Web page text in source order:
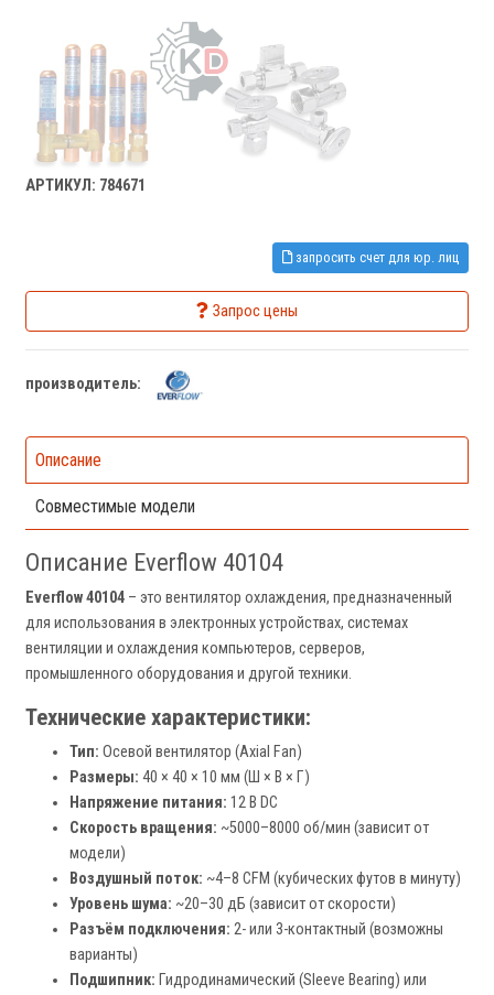
АРТИКУЛ: 784671
запросить счет для юр. лиц
Запрос цены
производитель:
Описание
Совместимые модели
Описание Everflow 40104
Everflow 40104 – это вентилятор охлаждения, предназначенный
для использования в электронных устройствах, системах
вентиляции и охлаждения компьютеров, серверов,
промышленного оборудования и другой техники.
Технические характеристики:
Тип: Осевой вентилятор (Axial Fan)
Размеры: 40 × 40 × 10 мм (Ш × В × Г)
Напряжение питания: 12 В DC
Скорость вращения: ~5000–8000 об/мин (зависит от
модели)
Воздушный поток: ~4–8 CFM (кубических футов в минуту)
Уровень шума: ~20–30 дБ (зависит от скорости)
Разъём подключения: 2- или 3-контактный (возможны
варианты)
Подшипник: Гидродинамический (Sleeve Bearing) или